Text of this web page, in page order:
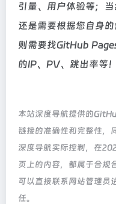
引量、用户体验等；
还是需要根据您自身
则需要找GitHub
的IP、PV、跳出率等！
本站深度导航提供的
链接的准确性和完整性，
深度导航实际控制，在
页上的内容，都属于合规
可以直接联系网站管理员
任。